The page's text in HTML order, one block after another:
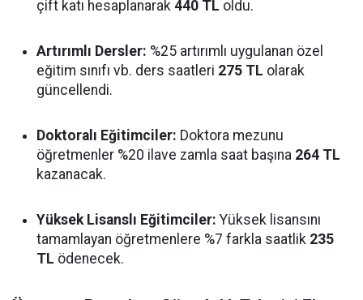
çift katı hesaplanarak 440 TL oldu.
Artırımlı Dersler: %25 artırımlı uygulanan özel
eğitim sınıfı vb. ders saatleri 275 TL olarak
güncellendi.
Doktoralı Eğitimciler: Doktora mezunu
öğretmenler %20 ilave zamla saat başına 264 TL
kazanacak.
Yüksek Lisanslı Eğitimciler: Yüksek lisansını
tamamlayan öğretmenlere %7 farkla saatlik 235
TL ödenecek.